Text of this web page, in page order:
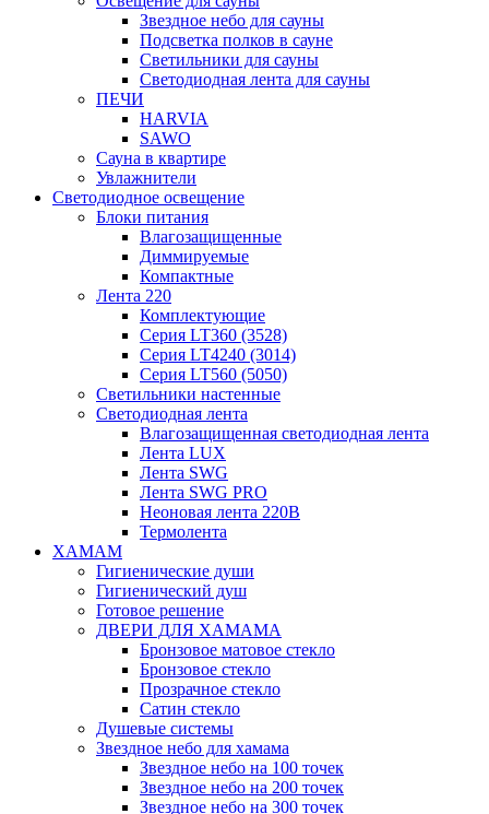
Звездное небо для сауны
Подсветка полков в сауне
Светильники для сауны
Светодиодная лента для сауны
ПЕЧИ
HARVIA
SAWO
Сауна в квартире
Увлажнители
Светодиодное освещение
Блоки питания
Влагозащищенные
Диммируемые
Компактные
Лента 220
Комплектующие
Серия LT360 (3528)
Серия LT4240 (3014)
Серия LT560 (5050)
Светильники настенные
Светодиодная лента
Влагозащищенная светодиодная лента
Лента LUX
Лента SWG
Лента SWG PRO
Неоновая лента 220В
Термолента
ХАМАМ
Гигиенические души
Гигиенический душ
Готовое решение
ДВЕРИ ДЛЯ ХАМАМА
Бронзовое матовое стекло
Бронзовое стекло
Прозрачное стекло
Сатин стекло
Душевые системы
Звездное небо для хамама
Звездное небо на 100 точек
Звездное небо на 200 точек
Звездное небо на 300 точек